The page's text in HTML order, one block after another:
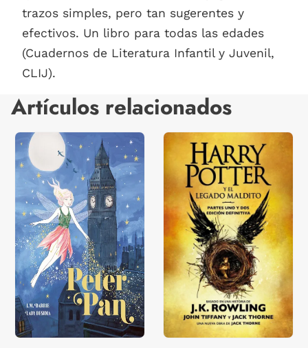
trazos simples, pero tan sugerentes y
efectivos. Un libro para todas las edades
(Cuadernos de Literatura Infantil y Juvenil,
CLIJ).
Artículos relacionados